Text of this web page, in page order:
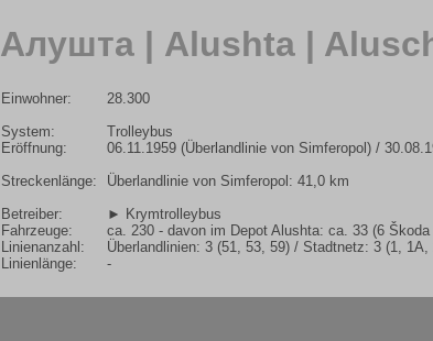
Алушта | Alushta |
Einwohner:
System:
Eröffnung:
Streckenlänge:
Betreiber:
Fahrzeuge:
Linienanzahl:
Linienlänge:
28.300
Trolleybus
06.11.1959 (Überlandlinie von Simferopol) /
Überlandlinie von Simferopol: 41,0 km
► Krymtrolleybus
ca. 230 - davon im Depot Alushta: ca. 33 (6
Überlandlinien: 3 (51, 53, 59) / Stadtnetz: 3 (1, 1A,
-